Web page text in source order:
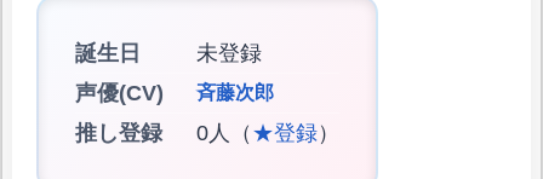
誕生日
未登録
声優(CV)
斉藤次郎
推し登録 0人（ ★登録）